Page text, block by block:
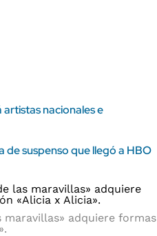
nacionales e
de suspenso que llegó a HBO
maravillas» adquiere formas